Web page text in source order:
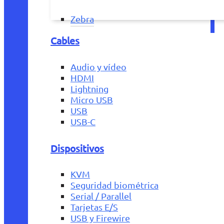
Zebra
Cables
Audio y vídeo
HDMI
Lightning
Micro USB
USB
USB-C
Dispositivos
KVM
Seguridad biométrica
Serial / Parallel
Tarjetas E/S
USB y Firewire